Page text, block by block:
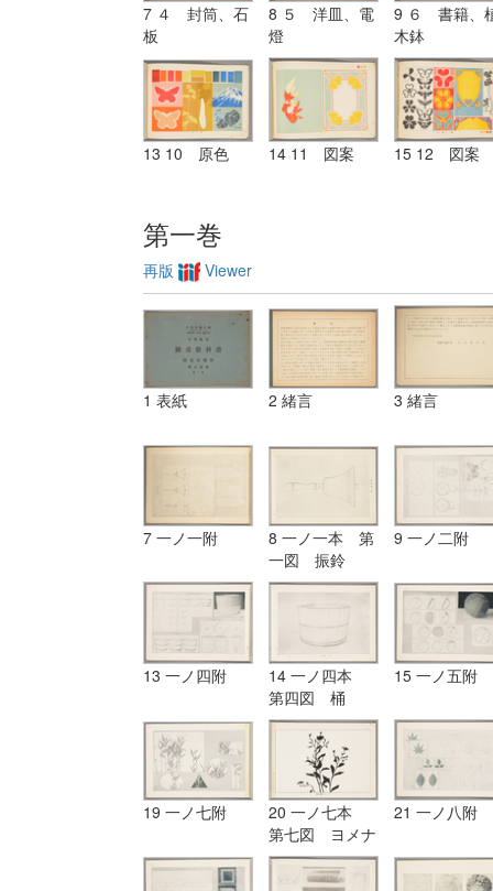
7 ４ 封筒、石
板
8 ５ 洋皿、電
燈
9 ６ 書籍、
木鉢
13 10 原色 14 11 図案 15 12 図案
第一巻
再版 Viewer
1 表紙 2 緒言 3 緒言
7 一ノ一附
8 一ノ一本 第
一図 振鈴
9 一ノ二附
13 一ノ四附
14 一ノ四本
第四図 桶
15 一ノ五附
19 一ノ七附
20 一ノ七本
第七図 ヨメナ
21 一ノ八附